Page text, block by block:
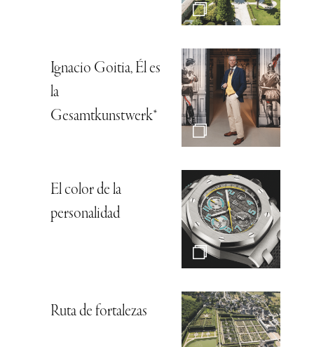
Ignacio Goitia, Él es
la
Gesamtkunstwerk*
El color de la
personalidad
Ruta de fortalezas